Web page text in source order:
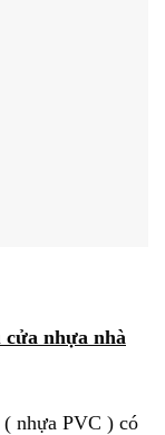
nhựa nhà
nhựa PVC ) có